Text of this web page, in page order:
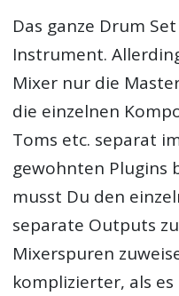
Das ganze Drum
Instrument.
Mixer nur die
die einzelnen
Toms etc. separat
gewohnten Plugins
musst Du den
separate Outputs
Mixerspuren
komplizierter, als